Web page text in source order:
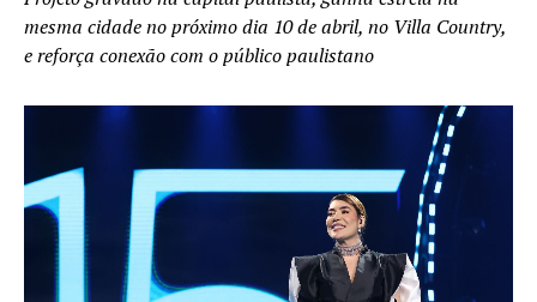
mesma cidade no próximo dia 10 de abril, no Villa Country,
e reforça conexão com o público paulistano